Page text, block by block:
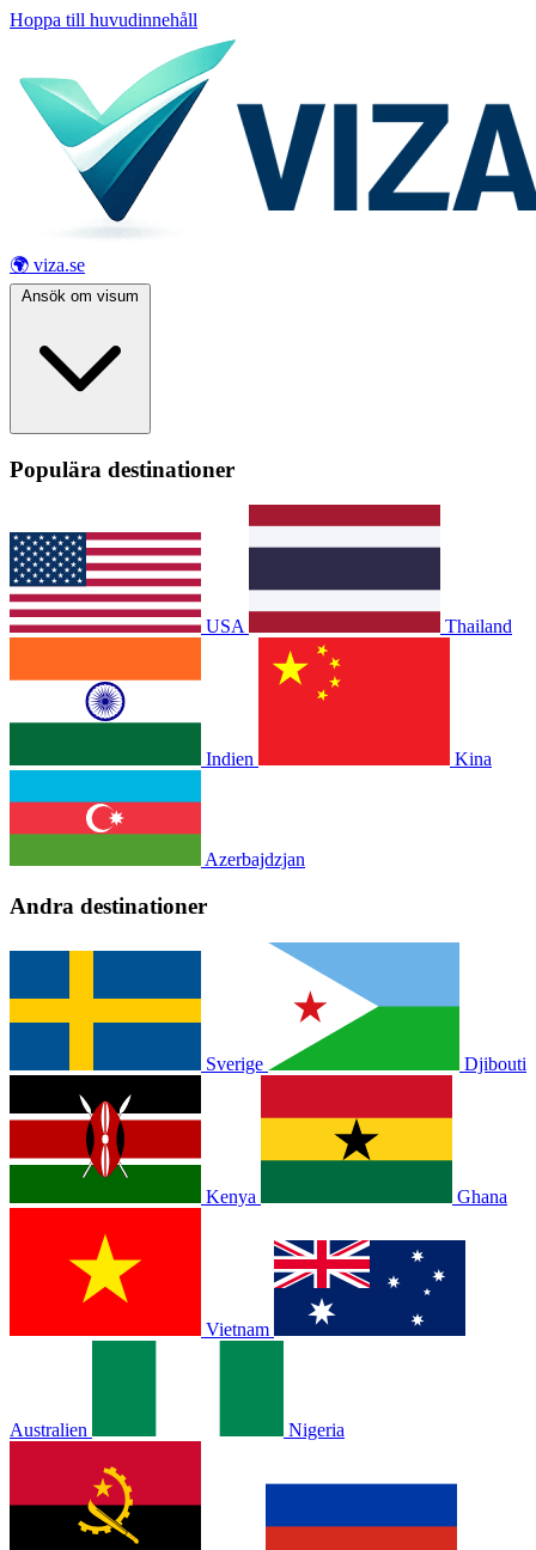
Hoppa till huvudinnehåll
🌍 viza.se
Ansök om visum
Populära destinationer
USA Thailand
Indien Kina
Azerbajdzjan
Andra destinationer
Sverige Djibouti
Kenya Ghana
Vietnam
Australien Nigeria